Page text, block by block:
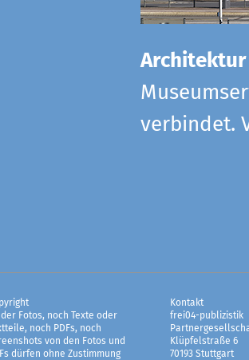
verbindet.
Fotos, noch Texte oder
noch PDFs, noch
von den Fotos und
dürfen ohne Zustimmung
Kontakt
frei04-publizistik
Klüpfelstraße 6
70193 Stuttgart